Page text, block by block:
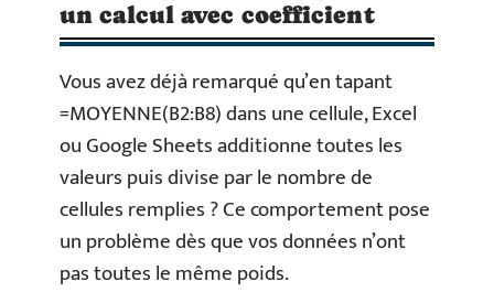
un calcul avec coefficient
Vous avez déjà remarqué qu’en tapant
=MOYENNE(B2:B8) dans une cellule, Excel
ou Google Sheets additionne toutes les
valeurs puis divise par le nombre de
cellules remplies ? Ce comportement pose
un problème dès que vos données n’ont
pas toutes le même poids.